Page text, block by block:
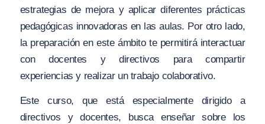
estrategias de mejora y aplicar diferentes prácticas
pedagógicas innovadoras en las aulas. Por otro lado,
la preparación en este ámbito te permitirá interactuar
con docentes y directivos para compartir
experiencias y realizar un trabajo colaborativo.
Este curso, que está especialmente dirigido a
directivos y docentes, busca enseñar sobre los